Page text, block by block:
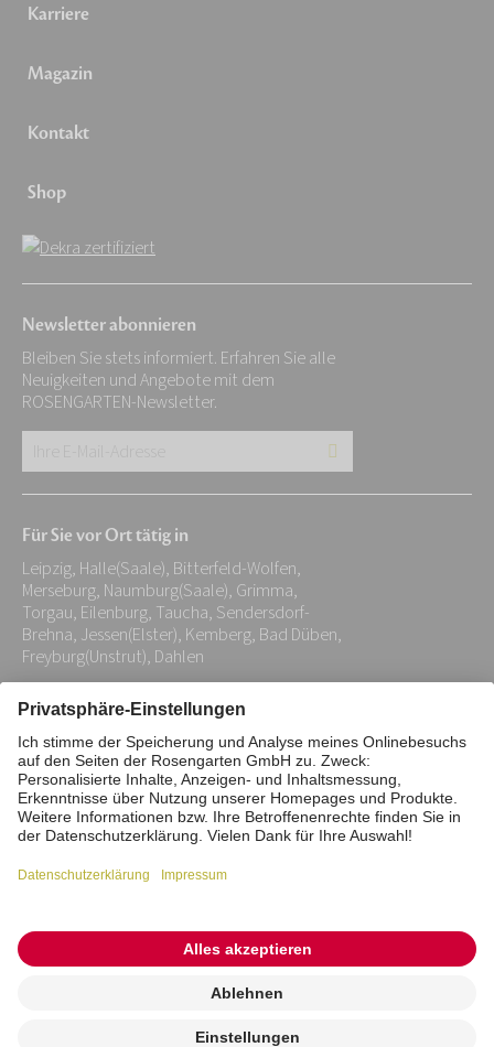
Karriere
Magazin
Kontakt
Shop
Newsletter abonnieren
Bleiben Sie stets informiert. Erfahren Sie alle
Neuigkeiten und Angebote mit dem
ROSENGARTEN-Newsletter.
E-
Adresse:
*
Für Sie vor Ort tätig in
Leipzig, Halle(Saale), Bitterfeld-Wolfen,
Merseburg, Naumburg(Saale), Grimma,
Torgau, Eilenburg, Taucha, Sendersdorf-
Brehna, Jessen(Elster), Kemberg, Bad Düben,
Freyburg(Unstrut), Dahlen
Impressum Datenschutz
Stiftung
Interne Meldestelle
Zahlungsmittel
Barrierefreiheitserklärung
Vertrag widerrufen
© 2026 ROSENGARTEN-Tierbestattung